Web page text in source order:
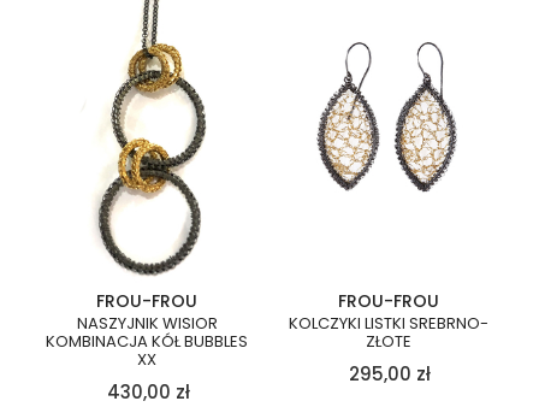
FROU-FROU
NASZYJNIK WISIOR
KOMBINACJA KÓŁ BUBBLES
XX
430,00 zł
FROU-FROU
KOLCZYKI LISTKI SREBRNO-
ZŁOTE
295,00 zł